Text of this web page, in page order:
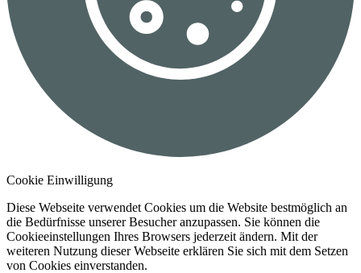
Cookie Einwilligung
Diese Webseite verwendet Cookies um die Website bestmöglich an
die Bedürfnisse unserer Besucher anzupassen. Sie können die
Cookieeinstellungen Ihres Browsers jederzeit ändern. Mit der
weiteren Nutzung dieser Webseite erklären Sie sich mit dem Setzen
von Cookies einverstanden.